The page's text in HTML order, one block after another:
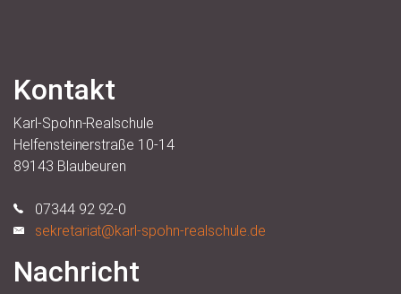
Kontakt
Karl-Spohn-Realschule
Helfensteinerstraße 10-14
89143 Blaubeuren
07344 92 92-0
sekretariat@karl-spohn-realschule.de
Nachricht